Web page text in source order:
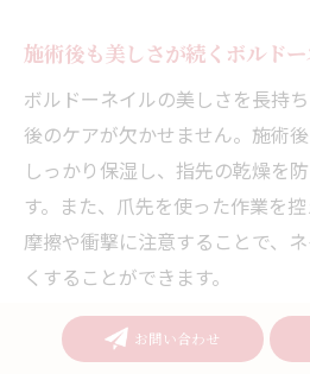
施術後も美しさが続くボルド
ボルドーネイルの美しさを長持
後のケアが欠かせません。施術
しっかり保湿し、指先の乾燥を
す。また、爪先を使った作業を控
摩擦や衝撃に注意することで、
くすることができます。
名鉄名古屋駅周辺のサロンでは
イスや、お直し・オフのサービ
お問い合わせ